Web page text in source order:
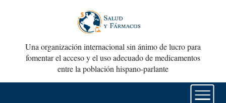
Una organización internacional sin ánimo de lucro para
fomentar el acceso y el uso adecuado de medicamentos
entre la población hispano-parlante